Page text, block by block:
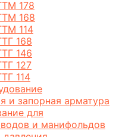
178
168
114
168
146
127
114
и запорная арматура
для
и манифольдов